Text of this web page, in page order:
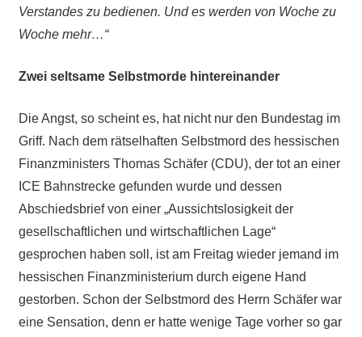
Verstandes zu bedienen. Und es werden von Woche zu
Woche mehr…“
Zwei seltsame Selbstmorde hintereinander
Die Angst, so scheint es, hat nicht nur den Bundestag im
Griff. Nach dem rätselhaften Selbstmord des hessischen
Finanzministers Thomas Schäfer (CDU), der tot an einer
ICE Bahnstrecke gefunden wurde und dessen
Abschiedsbrief von einer „Aussichtslosigkeit der
gesellschaftlichen und wirtschaftlichen Lage“
gesprochen haben soll, ist am Freitag wieder jemand im
hessischen Finanzministerium durch eigene Hand
gestorben. Schon der Selbstmord des Herrn Schäfer war
eine Sensation, denn er hatte wenige Tage vorher so gar